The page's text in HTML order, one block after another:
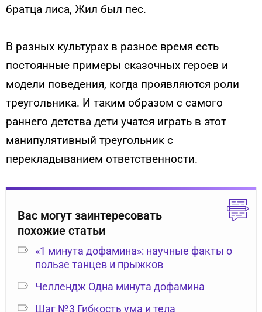
братца лиса, Жил был пес.
В разных культурах в разное время есть
постоянные примеры сказочных героев и
модели поведения, когда проявляются роли
треугольника. И таким образом с самого
раннего детства дети учатся играть в этот
манипулятивный треугольник с
перекладыванием ответственности.
Вас могут заинтересовать
похожие статьи
«1 минута дофамина»: научные факты о
пользе танцев и прыжков
Челлендж Одна минута дофамина
Шаг №3 Гибкость ума и тела